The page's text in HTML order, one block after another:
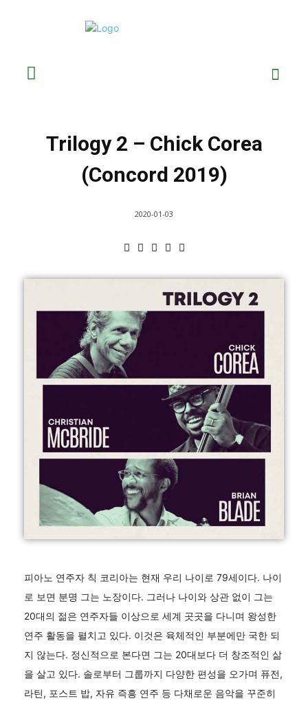
Trilogy 2 – Chick Corea
(Concord 2019)
2020-01-03
피아노 연주자 칙 코리아는 현재 우리 나이로 79세이다. 나이
로 보면 분명 그는 노장이다. 그러나 나이와 상관 없이 그는
20대의 젊은 연주자들 이상으로 세계 곳곳을 다니며 왕성한
연주 활동을 펼치고 있다. 이것은 육체적인 부분에만 국한 되
지 않는다. 정신적으로 본다면 그는 20대보다 더 창조적인 삶
을 살고 있다. 솔로부터 그룹까지 다양한 편성을 오가며 퓨전,
라틴, 포스트 밥, 자유 즉흥 연주 등 다채로운 음악을 꾸준히